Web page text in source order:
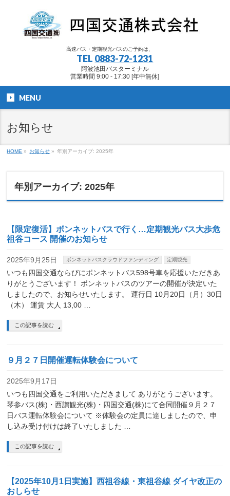
高速バス・定期観光バスのご予約は、
TEL 0883-72-1231
阿波池田バスターミナル
営業時間 9:00 - 17:30 [年中無休]
MENU
お知らせ
HOME » お知らせ » 年別アーカイブ: 2025年
年別アーカイブ: 2025年
【限定復活】ボンネットバスで行く…定期観光バス大歩危
祖谷コース 開催のお知らせ
2025年9月25日 ボンネットバスクラウドファンディング 定期観光
いつも四国交通ならびにボンネットバス598号車を応援いただきあ
りがとうございます！ ボンネットバスのツアーの開催が決定いた
しましたので、お知らせいたします。 運行日 10月20日（月）30日
（木） 運賃 大人 13,00 …
この記事を読む
９月２７日開催運転体験会について
2025年9月17日
いつも四国交通をご利用いただきまして ありがとうございます。
琴参バス(株)・西讃観光(株)・四国交通(株)にて合同開催９月２７
日バス運転体験会について ※体験会の定員に達しましたので、申
し込み受け付けは終了いたしました …
この記事を読む
【2025年10月1日実施】西祖谷線・東祖谷線 ダイヤ改正の
おしらせ